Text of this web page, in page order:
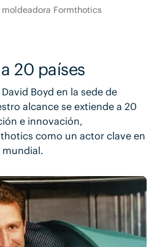
Formthotics
20 países
Boyd en la sede de
alcance se extiende a 20
e innovación,
como un actor clave en
mundial.